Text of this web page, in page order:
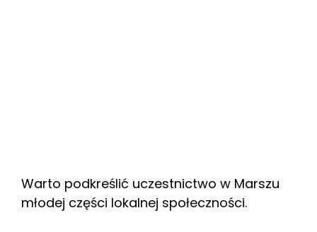
Warto podkreślić uczestnictwo w Marszu
młodej części lokalnej społeczności.